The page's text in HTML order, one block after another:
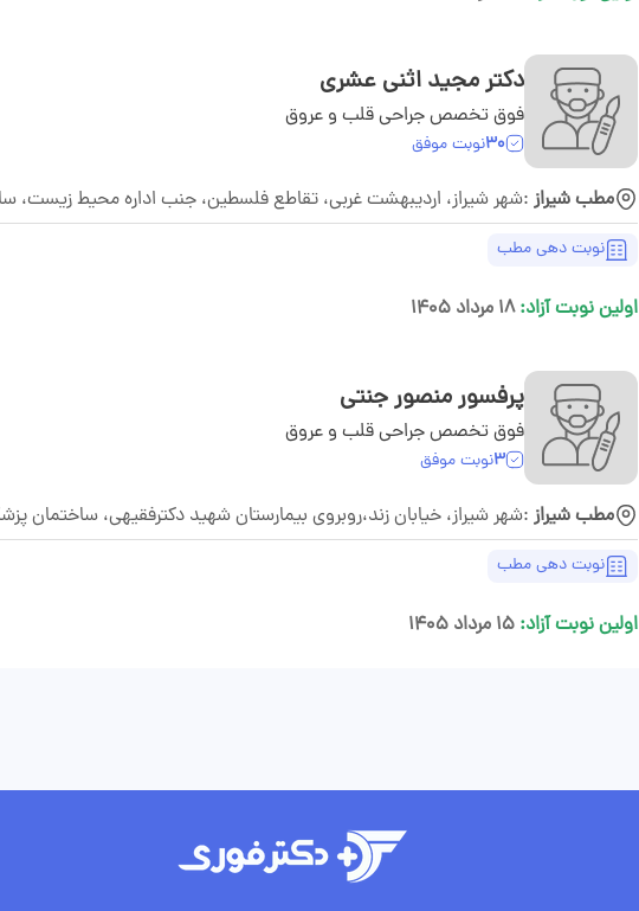
دکتر مجید اثنی عشری
فوق تخصص جراحی قلب و عروق
30نوبت موفق
مطب شیراز :شهر شیراز، اردیبهشت غربی، تقاطع فلسطین، جنب اداره محیط زیست،
نوبت دهی مطب
اولین نوبت آزاد:۱۸ مرداد ۱۴۰۵
پرفسور منصور جنتی
فوق تخصص جراحی قلب و عروق
3نوبت موفق
مطب شیراز :شهر شیراز، خیابان زند،روبروی بیمارستان شهید دکترفقیهی، ساختمان
نوبت دهی مطب
اولین نوبت آزاد: ۱۵ مرداد ۱۴۰۵